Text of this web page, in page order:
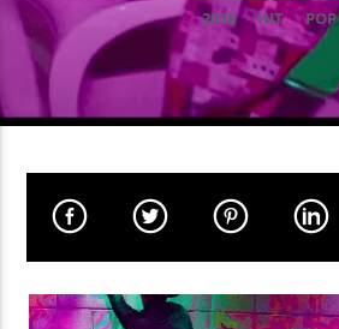
EMISSION EN COURS
GOOD MORNING WORLD
06:00 08:59
NON-STOP MUSIC
2018 HIT POP